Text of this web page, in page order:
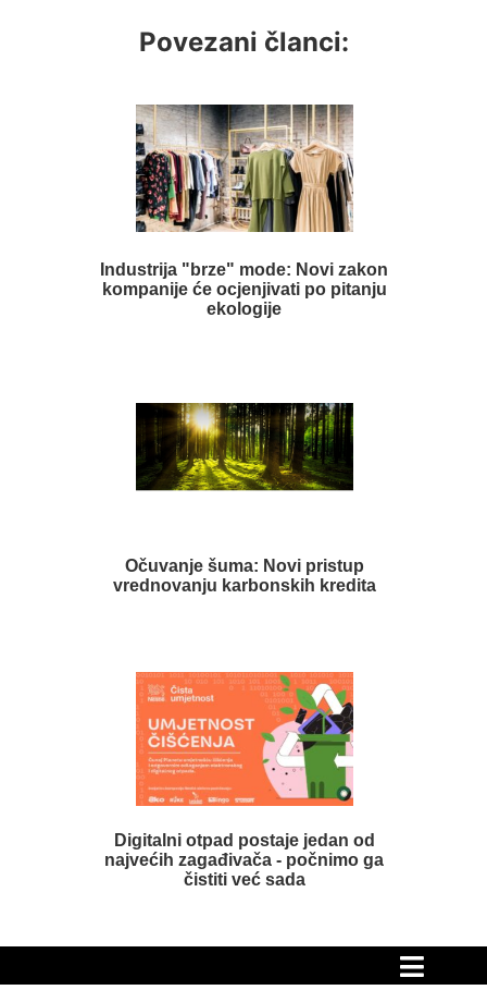
Povezani članci:
Industrija "brze" mode: Novi zakon
kompanije će ocjenjivati po pitanju
ekologije
Očuvanje šuma: Novi pristup
vrednovanju karbonskih kredita
Digitalni otpad postaje jedan od
najvećih zagađivača - počnimo ga
čistiti već sada